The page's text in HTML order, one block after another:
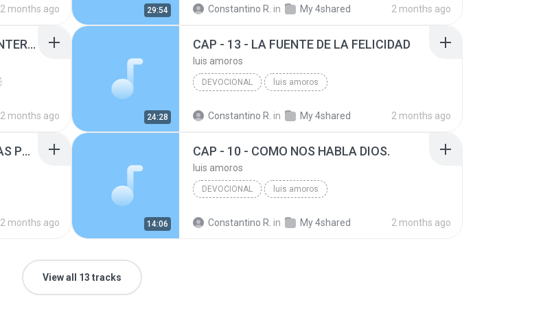
2 months ago 29:54 Constantino R. in My 4shared 2 months ago
CAP - 4 - COMO OBTENER LA PAZ INTERIOR
2 months ago 24:28
CAP - 13 - LA FUENTE DE LA FELICIDAD
luis amoros
DEVOCIONAL luis amoros
Constantino R. in My 4shared 2 months ago
CAP - 6 - LAS MARAVILLAS OBRADAS POR LA FE
2 months ago 14:06
CAP - 10 - COMO NOS HABLA DIOS.
luis amoros
DEVOCIONAL luis amoros
Constantino R. in My 4shared 2 months ago
View all 13 tracks